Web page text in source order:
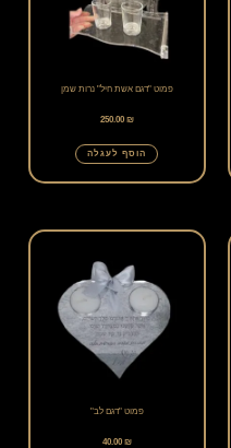
פמוט "דגם אשת חיל" נרות שמן
250.00 ₪
הוסף לעגלה
פמוט "דגם לב"
40.00 ₪